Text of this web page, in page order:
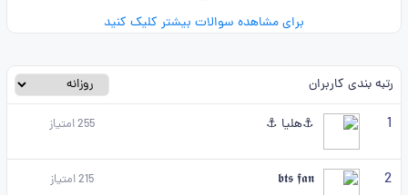
برای مشاهده سوالات بیشتر کلیک کنید
رتبه بندی کاربران
1 ⚓هلیا ⚓ 255امتیاز
2
𝖇𝖙𝖘 𝖋𝖆𝖓
215امتیاز